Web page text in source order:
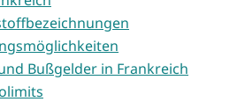
Bußgelder in Frankreich